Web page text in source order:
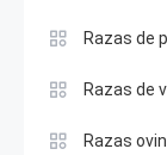
Razas de
Razas de
Razas